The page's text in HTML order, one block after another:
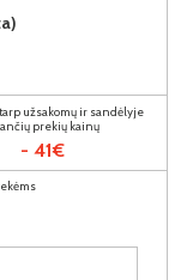
užsakomų ir sandėlyje
prekių kainų
- 41€